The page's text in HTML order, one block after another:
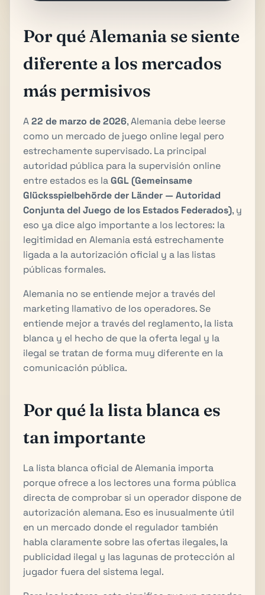
Por qué Alemania se siente
diferente a los mercados
más permisivos
A22 de marzo de 2026, Alemania debe leerse
como un mercado de juego online legal pero
estrechamente supervisado. La principal
autoridad pública para la supervisión online
entre estados es laGGL (Gemeinsame
Glücksspielbehörde der Länder — Autoridad
Conjunta del Juego de los Estados Federados), y
eso ya dice algo importante a los lectores: la
legitimidad en Alemania está estrechamente
ligada a la autorización oficial y a las listas
públicas formales.
Alemania no se entiende mejor a través del
marketing llamativo de los operadores. Se
entiende mejor a través del reglamento, la lista
blanca y el hecho de que la oferta legal y la
ilegal se tratan de forma muy diferente en la
comunicación pública.
Por qué la lista blanca es
tan importante
La lista blanca oficial de Alemania importa
porque ofrece a los lectores una forma pública
directa de comprobar si un operador dispone de
autorización alemana. Eso es inusualmente útil
en un mercado donde el regulador también
habla claramente sobre las ofertas ilegales, la
publicidad ilegal y las lagunas de protección al
jugador fuera del sistema legal.